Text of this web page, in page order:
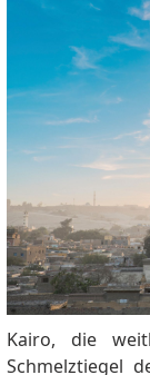
Kairo, die
Schmelztiegel